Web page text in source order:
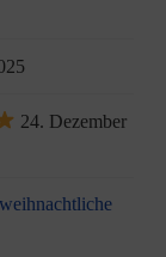
24. Dezember